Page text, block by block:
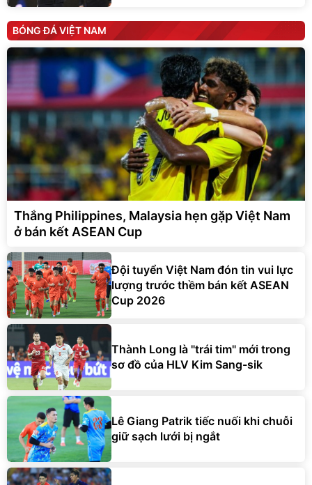
BÓNG ĐÁ VIỆT NAM
Thắng Philippines, Malaysia hẹn gặp Việt Nam
ở bán kết ASEAN Cup
Đội tuyển Việt Nam đón tin vui lực
lượng trước thềm bán kết ASEAN
Cup 2026
Thành Long là "trái tim" mới trong
sơ đồ của HLV Kim Sang-sik
Lê Giang Patrik tiếc nuối khi chuỗi
giữ sạch lưới bị ngắt